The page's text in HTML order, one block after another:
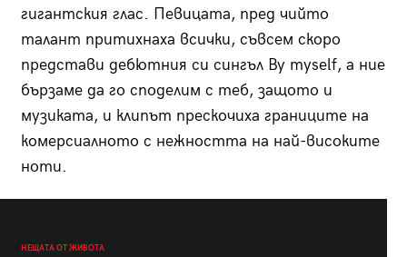
гигантския глас. Певицата, пред чийто
талант притихнаха всички, съвсем скоро
представи дебютния си сингъл By myself, а ние
бързаме да го споделим с теб, защото и
музиката, и клипът прескочиха границите на
комерсиалното с нежността на най-високите
ноти.
НЕЩАТА ОТ ЖИВОТА